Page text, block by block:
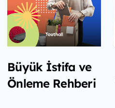
Büyük İstifa ve
Önleme Rehberi